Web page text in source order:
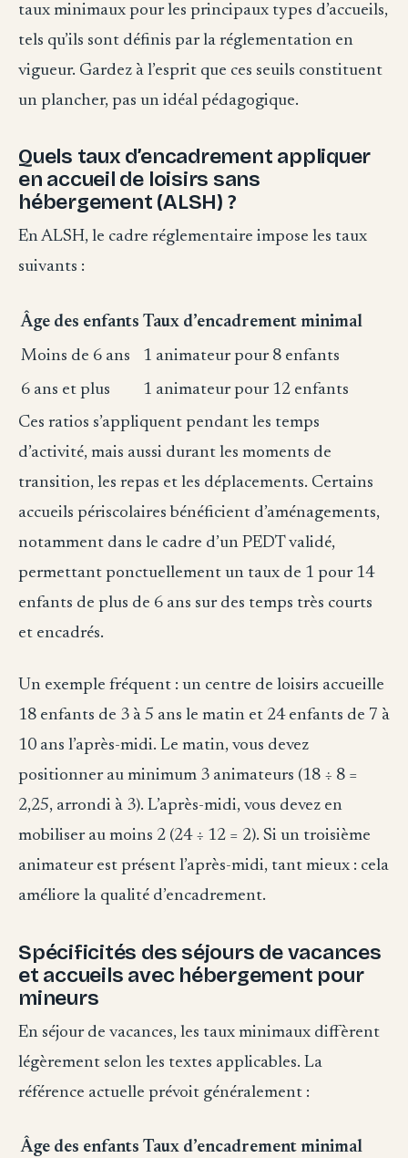
taux minimaux pour les principaux types d’accueils,
tels qu’ils sont définis par la réglementation en
vigueur. Gardez à l’esprit que ces seuils constituent
un plancher, pas un idéal pédagogique.
Quels taux d’encadrement appliquer
en accueil de loisirs sans
hébergement (ALSH) ?
En ALSH, le cadre réglementaire impose les taux
suivants :
Âge des enfants Taux d’encadrement minimal
Moins de 6 ans
1 animateur pour 8 enfants
6 ans et plus
1 animateur pour 12 enfants
Ces ratios s’appliquent pendant les temps
d’activité, mais aussi durant les moments de
transition, les repas et les déplacements. Certains
accueils périscolaires bénéficient d’aménagements,
notamment dans le cadre d’un PEDT validé,
permettant ponctuellement un taux de 1 pour 14
enfants de plus de 6 ans sur des temps très courts
et encadrés.
Un exemple fréquent : un centre de loisirs accueille
18 enfants de 3 à 5 ans le matin et 24 enfants de 7 à
10 ans l’après-midi. Le matin, vous devez
positionner au minimum 3 animateurs (18 ÷ 8 =
2,25, arrondi à 3). L’après-midi, vous devez en
mobiliser au moins 2 (24 ÷ 12 = 2). Si un troisième
animateur est présent l’après-midi, tant mieux : cela
améliore la qualité d’encadrement.
Spécificités des séjours de vacances
et accueils avec hébergement pour
mineurs
En séjour de vacances, les taux minimaux diffèrent
légèrement selon les textes applicables. La
référence actuelle prévoit généralement :
Âge des enfants Taux d’encadrement minimal